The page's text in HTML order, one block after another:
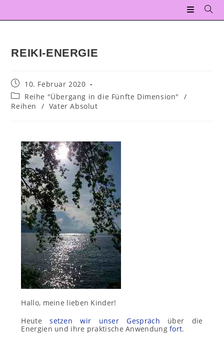
REIKI-ENERGIE
10. Februar 2020
Reihe "Übergang in die Fünfte Dimension"
/
Reihen
/ Vater Absolut
Hallo, meine lieben Kinder!
Heutesetzen wir unser Gespräch über die
Energien und ihre praktische Anwendungfort.